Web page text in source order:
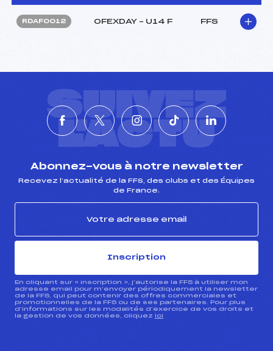
RDAF0012 OFEXDAY – U14 F FFS
SUIVEZ
L'ACTU
Abonnez-vous à notre newsletter
Recevez l’actualité de la FFS, des clubs et des Équipes
de France.
Inscription
En cliquant sur « inscription », j’autorise la FFS à utiliser mon
adresse email pour m’envoyer périodiquement la newsletter
de la FFS, qui peut contenir des offres commerciales et
promotionnelles de la FFS ou de ses partenaires. Pour plus
d’informations sur les modalités d’exercice de vos droits et
la gestion de vos données, cliquez ici